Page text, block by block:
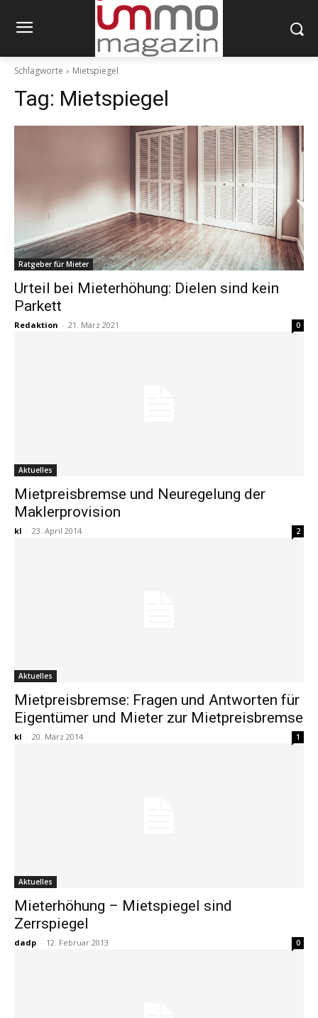
Schlagworte Mietspiegel
Tag: Mietspiegel
Ratgeber für Mieter
Urteil bei Mieterhöhung: Dielen sind kein
Parkett
Redaktion - 21. März 2021 0
Aktuelles
Mietpreisbremse und Neuregelung der
Maklerprovision
kl - 23. April 2014 2
Aktuelles
Mietpreisbremse: Fragen und Antworten für
Eigentümer und Mieter zur Mietpreisbremse
kl - 20. März 2014 1
Aktuelles
Mieterhöhung – Mietspiegel sind
Zerrspiegel
dadp - 12. Februar 2013 0